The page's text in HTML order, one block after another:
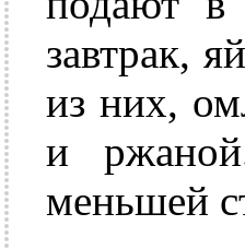
завтрак,
из них,
и
меньшей